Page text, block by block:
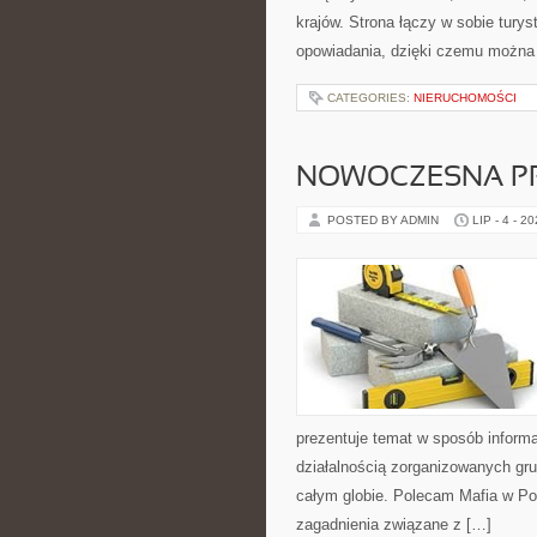
krajów. Strona łączy w sobie
opowiadania, dzięki czemu
CATEGORIES: NIERUCHOMOŚCI
NOWOCZESNA
POSTED BY ADMIN LIP - 4 -
prezentuje temat w sposób
działalnością zorganizowanych
całym globie. Polecam Mafia w
zagadnienia związane z […]